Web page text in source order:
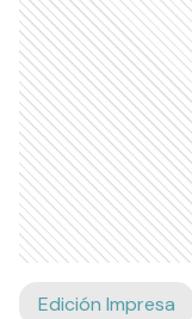
Edición Impresa